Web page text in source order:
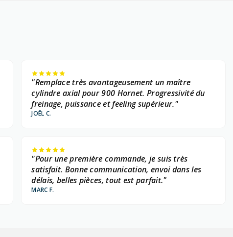
"Remplace très avantageusement un maître
cylindre axial pour 900 Hornet. Progressivité du
freinage, puissance et feeling supérieur."
JOËL C.
"Pour une première commande, je suis très
satisfait. Bonne communication, envoi dans les
délais, belles pièces, tout est parfait."
MARC F.